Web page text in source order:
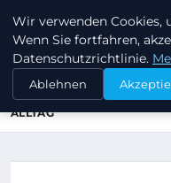
STARTSEITE
GESUNDHEIT
SCHNELLE UND GESUNDE
ALLTAG
Wir verwenden Cookies,
Wenn Sie fortfahren,
Datenschutzrichtlinie.
Ablehnen